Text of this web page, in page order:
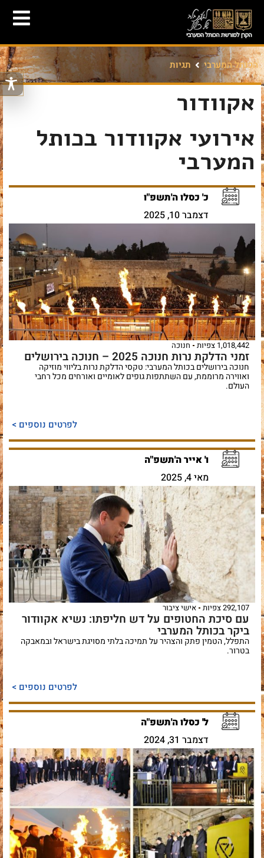
הכותל המערבי תגיות
אקוודור
אירועי אקוודור בכותל
המערבי
כ' כסלו ה'תשפ"ו
דצמבר 10, 2025
1,018,442 צפיות חנוכה
זמני הדלקת נרות חנוכה 2025 – חנוכה בירושלים
חנוכה בירושלים בכותל המערבי: טקסי הדלקת נרות בליווי מוזיקה
ואווירה מרוממת, עם השתתפות גופים לאומיים ואורחים מכל רחבי
העולם.
לפרטים נוספים >
ו' אייר ה'תשפ"ה
מאי 4, 2025
292,107 צפיות אישי ציבור
עם סיכת החטופים על דש חליפתו: נשיא אקוודור
ביקר בכותל המערבי
התפלל, הטמין פתק והצהיר על תמיכה בלתי מסויגת בישראל ובמאבקה
בטרור.
לפרטים נוספים >
ל' כסלו ה'תשפ"ה
דצמבר 31, 2024